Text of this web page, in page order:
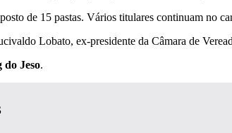
de 15 pastas. Vários titulares continuam no
Lobato, ex-presidente da Câmara de
do Jeso.